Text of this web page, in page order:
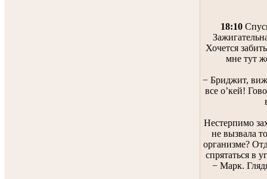
18:10
Хочется
мне тут
− Бриджит,
все о’кей!
Нестерпимо
не вызвала
организме?
спрятаться в
− Марк.